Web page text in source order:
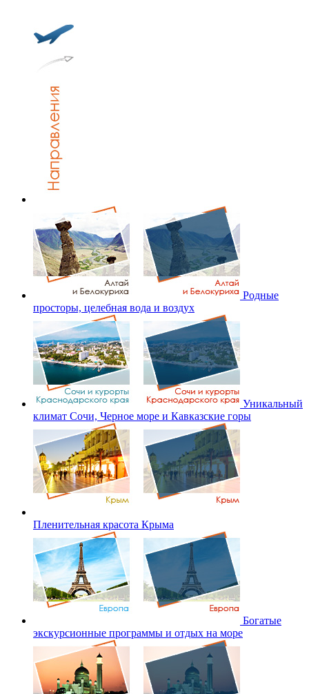
Родные
просторы, целебная вода и воздух
Уникальный
климат Сочи, Черное море и Кавказские горы
Пленительная красота Крыма
Богатые
экскурсионные программы и отдых на море